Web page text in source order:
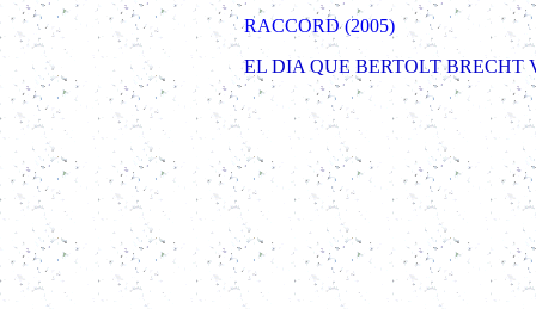
RACCORD (2005)
EL DIA QUE BERTOLT BRECHT